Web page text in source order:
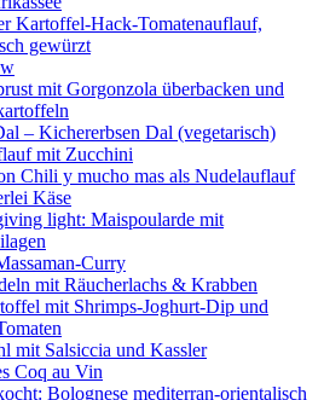
Kartoffel-Hack-Tomatenauflauf,
gewürzt
mit Gorgonzola überbacken und
– Kichererbsen Dal (vegetarisch)
mit Zucchini
Chili y mucho mas als Nudelauflauf
Käse
light: Maispoularde mit
Curry
mit Räucherlachs & Krabben
mit Shrimps-Joghurt-Dip und
mit Salsiccia und Kassler
Coq au Vin
Bolognese mediterran-orientalisch